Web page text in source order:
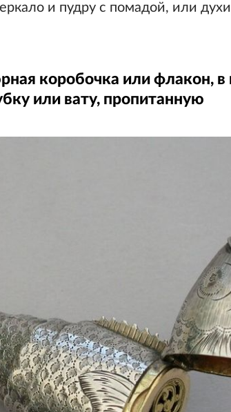
и пудру с помадой, или
коробочка или флакон, в
или вату, пропитанную